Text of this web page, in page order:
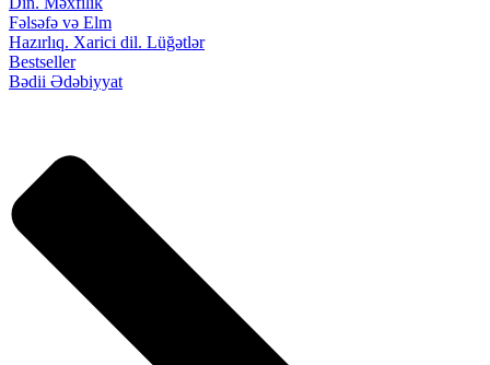
Fəlsəfə və Elm
Hazırlıq. Xarici dil. Lüğətlər
Bestseller
Bədii Ədəbiyyat